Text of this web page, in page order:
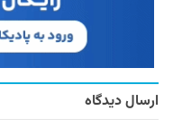
ارسال دیدگاه